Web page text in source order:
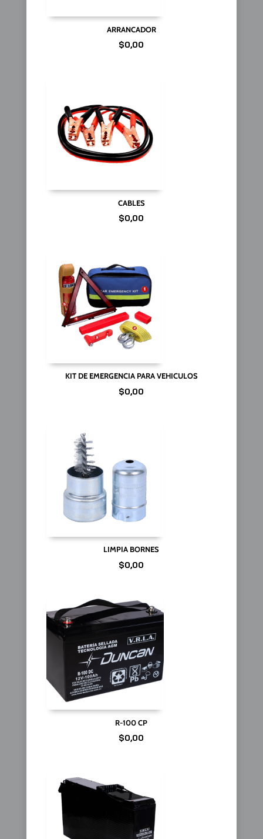
ARRANCADOR
$0,00
CABLES
$0,00
KIT DE EMERGENCIA PARA VEHICULOS
$0,00
LIMPIA BORNES
$0,00
R-100 CP
$0,00